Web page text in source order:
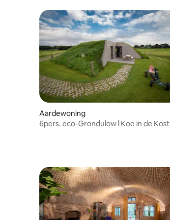
Aardewoning
6pers. eco-Grondulow l Koe in de Kost